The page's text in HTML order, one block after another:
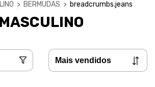
> BERMUDAS > breadcrumbs.jeans
MASCULINO